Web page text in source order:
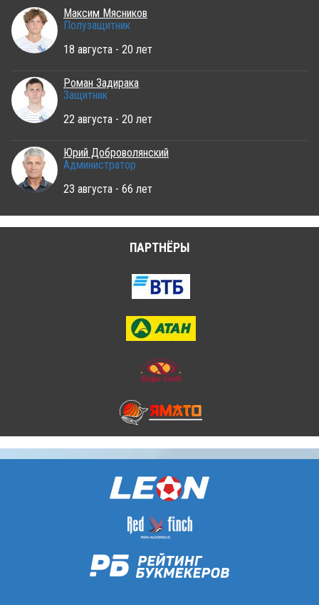
Максим Мясников
Полузащитник
18 августа - 20 лет
Роман Задирака
Защитник
22 августа - 20 лет
Юрий Доброволянский
Администратор
23 августа - 66 лет
ПАРТНЁРЫ